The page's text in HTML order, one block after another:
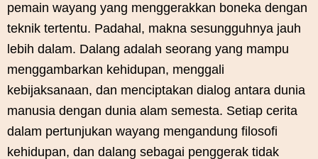
pemain wayang yang menggerakkan boneka dengan
teknik tertentu. Padahal, makna sesungguhnya jauh
lebih dalam. Dalang adalah seorang yang mampu
menggambarkan kehidupan, menggali
kebijaksanaan, dan menciptakan dialog antara dunia
manusia dengan dunia alam semesta. Setiap cerita
dalam pertunjukan wayang mengandung filosofi
kehidupan, dan dalang sebagai penggerak tidak